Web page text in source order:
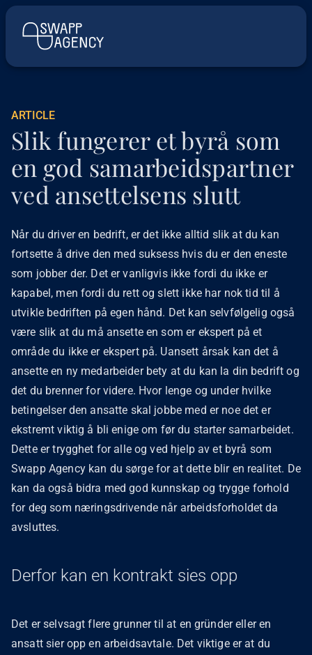
ARTICLE
Slik fungerer et byrå som
en god samarbeidspartner
ved ansettelsens slutt
Når du driver en bedrift, er det ikke alltid slik at du kan
fortsette å drive den med suksess hvis du er den eneste
som jobber der. Det er vanligvis ikke fordi du ikke er
kapabel, men fordi du rett og slett ikke har nok tid til å
utvikle bedriften på egen hånd. Det kan selvfølgelig også
være slik at du må ansette en som er ekspert på et
område du ikke er ekspert på. Uansett årsak kan det å
ansette en ny medarbeider bety at du kan la din bedrift og
det du brenner for videre. Hvor lenge og under hvilke
betingelser den ansatte skal jobbe med er noe det er
ekstremt viktig å bli enige om før du starter samarbeidet.
Dette er trygghet for alle og ved hjelp av et byrå som
Swapp Agency kan du sørge for at dette blir en realitet. De
kan da også bidra med god kunnskap og trygge forhold
for deg som næringsdrivende når arbeidsforholdet da
avsluttes.
Derfor kan en kontrakt sies opp
Det er selvsagt flere grunner til at en gründer eller en
ansatt sier opp en arbeidsavtale. Det viktige er at du